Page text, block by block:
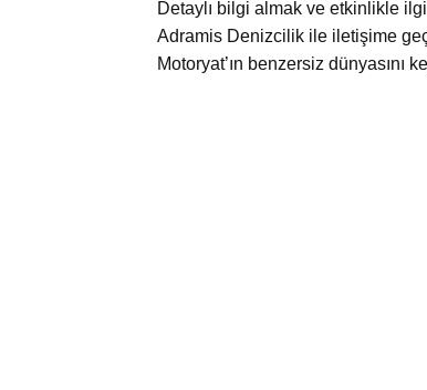
Detaylı bilgi almak ve etkinlikle
Adramis Denizcilik ile iletişime
Motoryat’ın benzersiz dünyasını